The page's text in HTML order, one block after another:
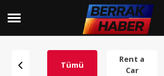
Tümü
Rent a
Car